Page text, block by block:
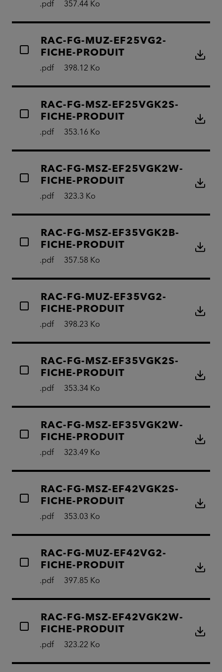
.pdf 357.44 Ko
RAC-FG-MUZ-EF25VG2-
FICHE-PRODUIT
.pdf 398.12 Ko
RAC-FG-MSZ-EF25VGK2S-
FICHE-PRODUIT
.pdf 353.16 Ko
RAC-FG-MSZ-EF25VGK2W-
FICHE-PRODUIT
.pdf 323.3 Ko
RAC-FG-MSZ-EF35VGK2B-
FICHE-PRODUIT
.pdf 357.58 Ko
RAC-FG-MUZ-EF35VG2-
FICHE-PRODUIT
.pdf 398.23 Ko
RAC-FG-MSZ-EF35VGK2S-
FICHE-PRODUIT
.pdf 353.34 Ko
RAC-FG-MSZ-EF35VGK2W-
FICHE-PRODUIT
.pdf 323.49 Ko
RAC-FG-MSZ-EF42VGK2S-
FICHE-PRODUIT
.pdf 353.03 Ko
RAC-FG-MUZ-EF42VG2-
FICHE-PRODUIT
.pdf 397.85 Ko
RAC-FG-MSZ-EF42VGK2W-
FICHE-PRODUIT
.pdf 323.22 Ko